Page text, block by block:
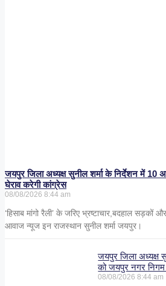
जयपुर जिला अध्यक्ष सुनील शर्मा के निर्देशन में 10
घेराव करेगी कांग्रेस
08/08/2026 8:44 am
‘हिसाब मांगो रैली’ के जरिए भ्रष्टाचार,बदहाल
आवाज न्यूज इन राजस्थान सुनील शर्मा जयपुर।
जयपुर जिला अध्यक्ष
को जयपुर नगर
08/08/20268:44 am